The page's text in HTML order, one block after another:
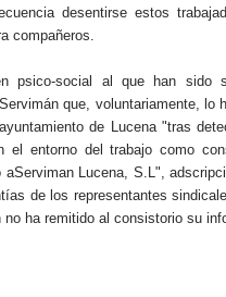
desentirse estos
compañeros.
psico-social al que han sido
que, voluntariamente, lo
de Lucena "tras
el entorno del trabajo como
Lucena, S.L",
de los representantes
ha remitido al consistorio su